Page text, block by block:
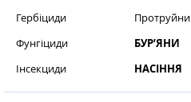
Гербіциди
Фунгіциди
Інсекциди
БУР’ЯНИ
НАСІННЯ